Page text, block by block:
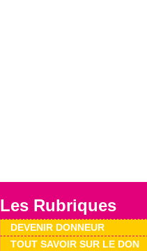
Les Rubriques
DEVENIR DONNEUR
TOUT SAVOIR SUR LE DON